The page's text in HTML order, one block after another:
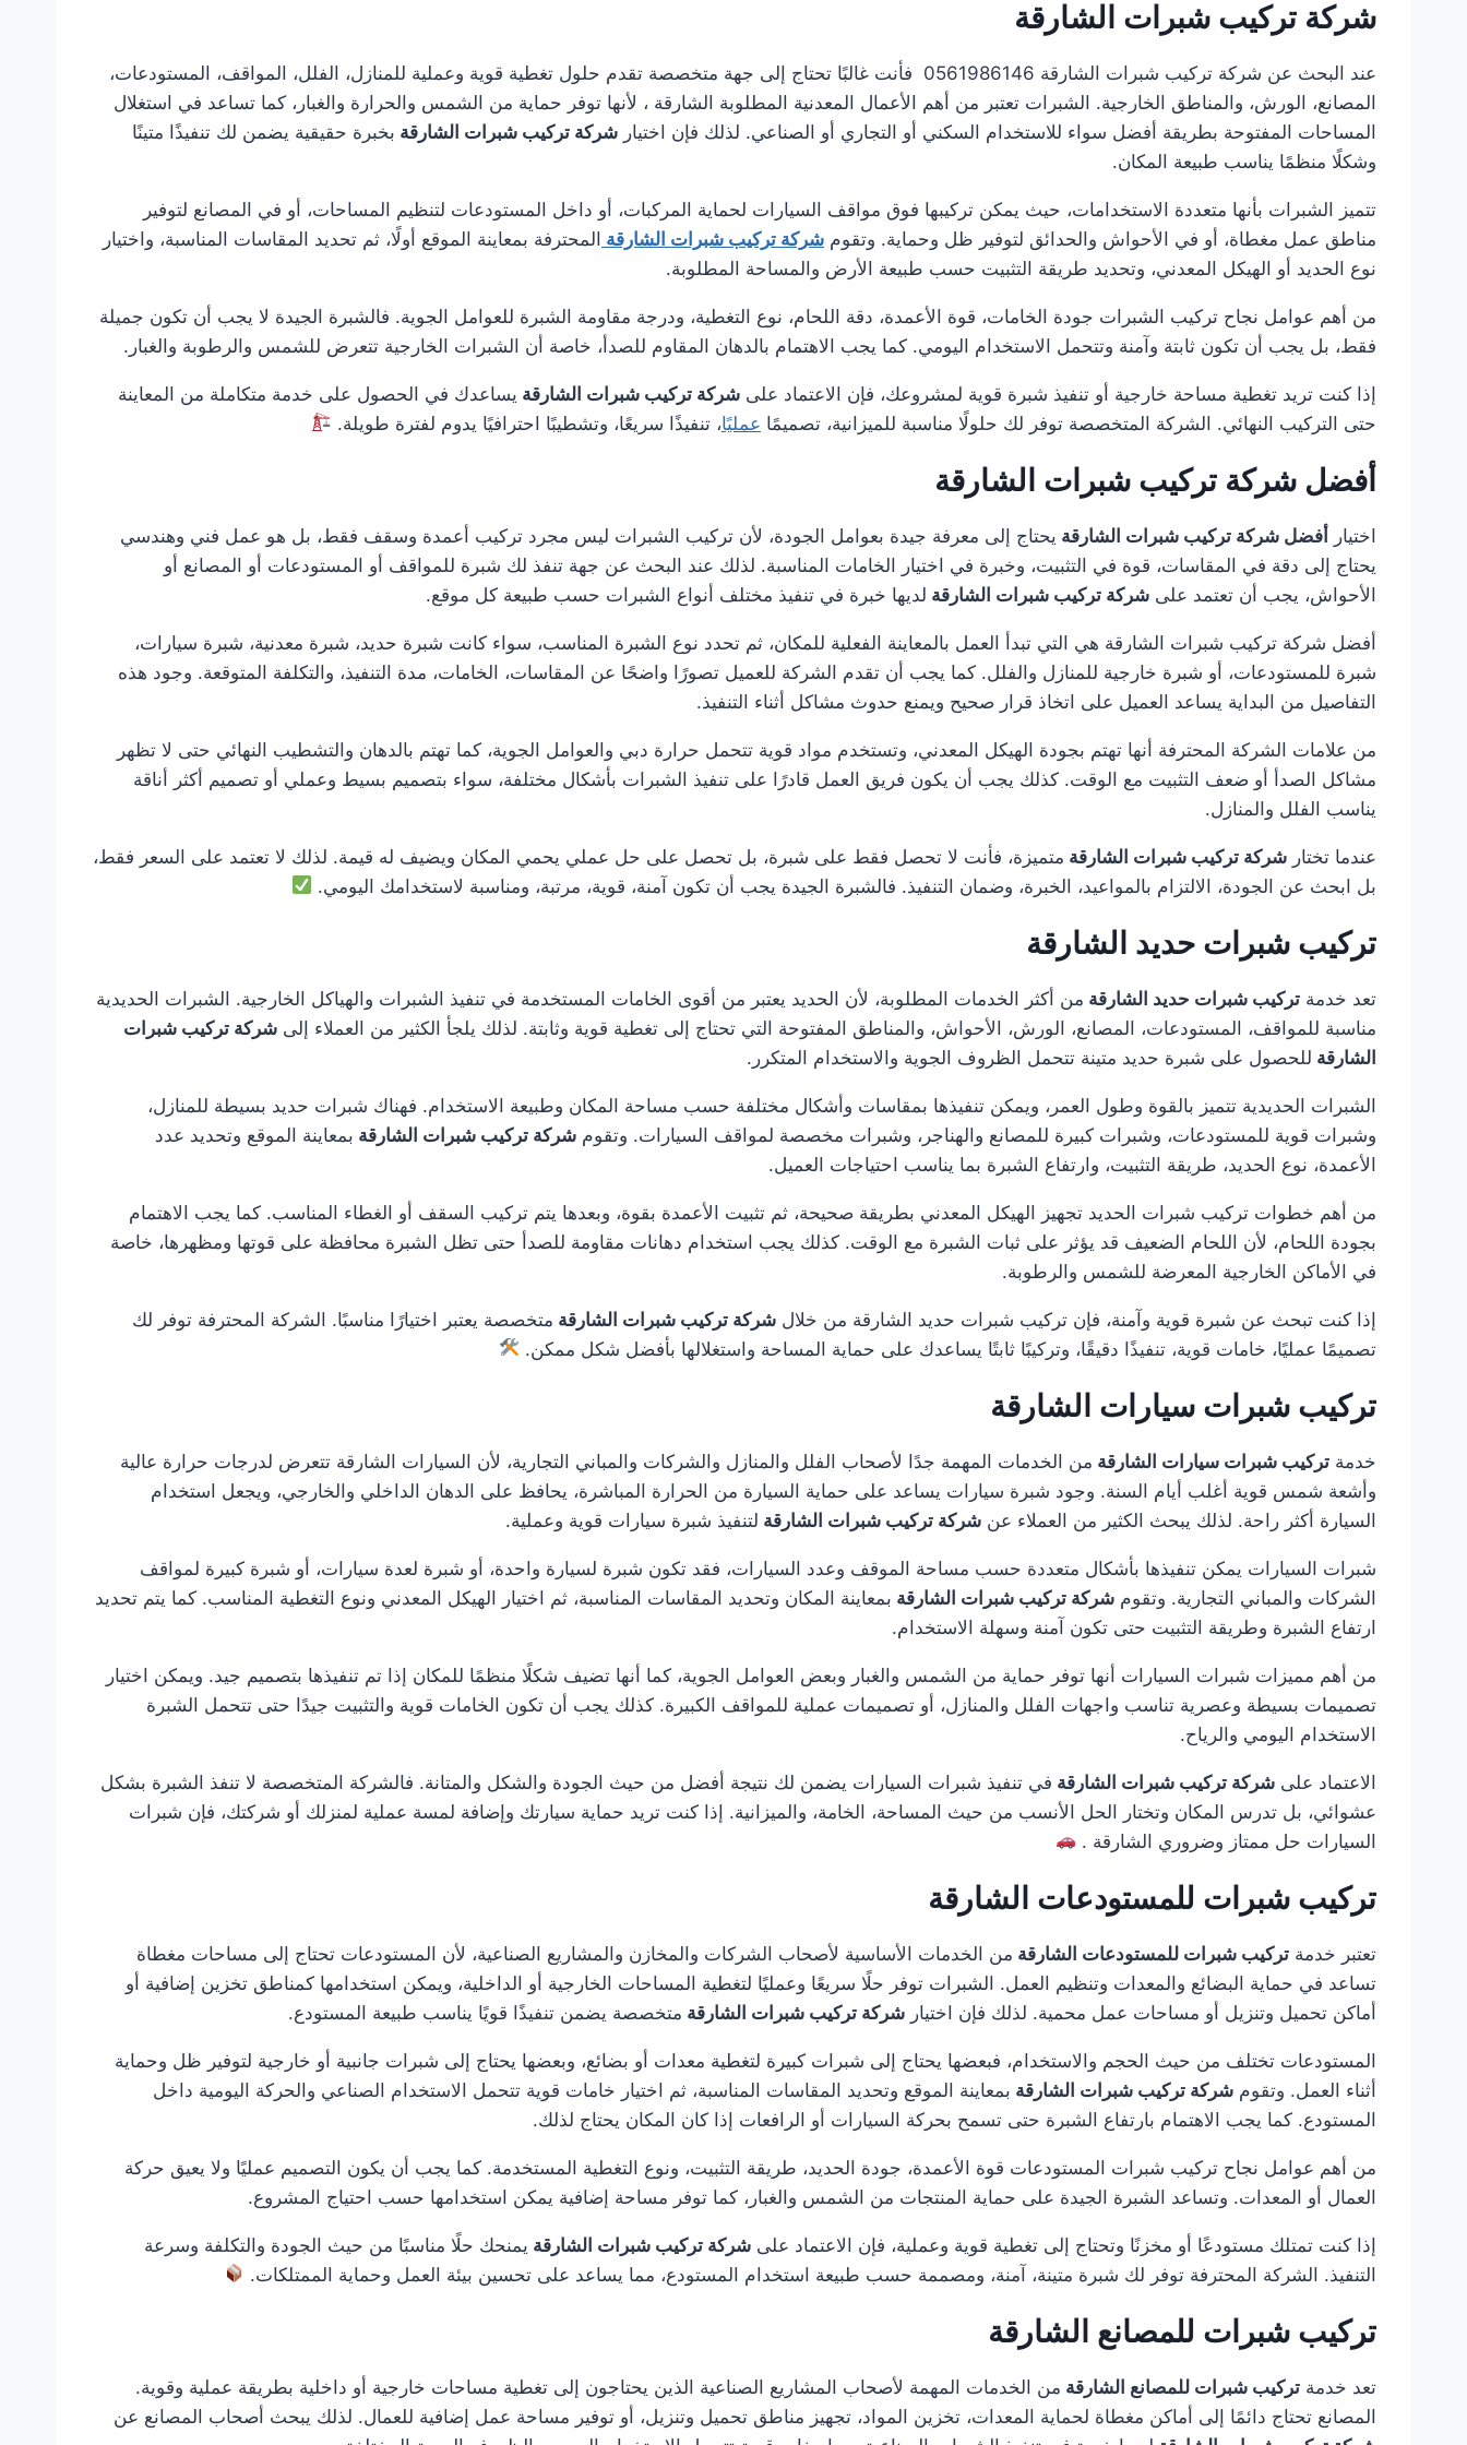
شركة تركيب شبرات الشارقة
عند البحث عن شركة تركيب شبرات الشارقة 0561986146 فأنت غالبًا تحتاج إلى جهة متخصصة تقدم حلول تغطية قوية وعملية للمنازل، الفلل، المواقف، المستودعات،
المصانع، الورش، والمناطق الخارجية. الشبرات تعتبر من أهم الأعمال المعدنية المطلوبة الشارقة ، لأنها توفر حماية من الشمس والحرارة والغبار، كما تساعد في استغلال
المساحات المفتوحة بطريقة أفضل سواء للاستخدام السكني أو التجاري أو الصناعي. لذلك فإن اختيار شركة تركيب شبرات الشارقة بخبرة حقيقية يضمن لك تنفيذًا متينًا
وشكلًا منظمًا يناسب طبيعة المكان.
تتميز الشبرات بأنها متعددة الاستخدامات، حيث يمكن تركيبها فوق مواقف السيارات لحماية المركبات، أو داخل المستودعات لتنظيم المساحات، أو في المصانع لتوفير
مناطق عمل مغطاة، أو في الأحواش والحدائق لتوفير ظل وحماية. وتقوم شركة تركيب شبرات الشارقة المحترفة بمعاينة الموقع أولًا، ثم تحديد المقاسات المناسبة، واختيار
نوع الحديد أو الهيكل المعدني، وتحديد طريقة التثبيت حسب طبيعة الأرض والمساحة المطلوبة.
من أهم عوامل نجاح تركيب الشبرات جودة الخامات، قوة الأعمدة، دقة اللحام، نوع التغطية، ودرجة مقاومة الشبرة للعوامل الجوية. فالشبرة الجيدة لا يجب أن تكون جميلة
فقط، بل يجب أن تكون ثابتة وآمنة وتتحمل الاستخدام اليومي. كما يجب الاهتمام بالدهان المقاوم للصدأ، خاصة أن الشبرات الخارجية تتعرض للشمس والرطوبة والغبار.
إذا كنت تريد تغطية مساحة خارجية أو تنفيذ شبرة قوية لمشروعك، فإن الاعتماد على شركة تركيب شبرات الشارقة يساعدك في الحصول على خدمة متكاملة من المعاينة
حتى التركيب النهائي. الشركة المتخصصة توفر لك حلولًا مناسبة للميزانية، تصميمًا عمليًا، تنفيذًا سريعًا، وتشطيبًا احترافيًا يدوم لفترة طويلة.
أفضل شركة تركيب شبرات الشارقة
اختيار أفضل شركة تركيب شبرات الشارقة يحتاج إلى معرفة جيدة بعوامل الجودة، لأن تركيب الشبرات ليس مجرد تركيب أعمدة وسقف فقط، بل هو عمل فني وهندسي
يحتاج إلى دقة في المقاسات، قوة في التثبيت، وخبرة في اختيار الخامات المناسبة. لذلك عند البحث عن جهة تنفذ لك شبرة للمواقف أو المستودعات أو المصانع أو
الأحواش، يجب أن تعتمد على شركة تركيب شبرات الشارقة لديها خبرة في تنفيذ مختلف أنواع الشبرات حسب طبيعة كل موقع.
أفضل شركة تركيب شبرات الشارقة هي التي تبدأ العمل بالمعاينة الفعلية للمكان، ثم تحدد نوع الشبرة المناسب، سواء كانت شبرة حديد، شبرة معدنية، شبرة سيارات،
شبرة للمستودعات، أو شبرة خارجية للمنازل والفلل. كما يجب أن تقدم الشركة للعميل تصورًا واضحًا عن المقاسات، الخامات، مدة التنفيذ، والتكلفة المتوقعة. وجود هذه
التفاصيل من البداية يساعد العميل على اتخاذ قرار صحيح ويمنع حدوث مشاكل أثناء التنفيذ.
من علامات الشركة المحترفة أنها تهتم بجودة الهيكل المعدني، وتستخدم مواد قوية تتحمل حرارة دبي والعوامل الجوية، كما تهتم بالدهان والتشطيب النهائي حتى لا تظهر
مشاكل الصدأ أو ضعف التثبيت مع الوقت. كذلك يجب أن يكون فريق العمل قادرًا على تنفيذ الشبرات بأشكال مختلفة، سواء بتصميم بسيط وعملي أو تصميم أكثر أناقة
يناسب الفلل والمنازل.
عندما تختار شركة تركيب شبرات الشارقة متميزة، فأنت لا تحصل فقط على شبرة، بل تحصل على حل عملي يحمي المكان ويضيف له قيمة. لذلك لا تعتمد على السعر فقط،
بل ابحث عن الجودة، الالتزام بالمواعيد، الخبرة، وضمان التنفيذ. فالشبرة الجيدة يجب أن تكون آمنة، قوية، مرتبة، ومناسبة لاستخدامك اليومي.
تركيب شبرات حديد الشارقة
تعد خدمة تركيب شبرات حديد الشارقة من أكثر الخدمات المطلوبة، لأن الحديد يعتبر من أقوى الخامات المستخدمة في تنفيذ الشبرات والهياكل الخارجية. الشبرات الحديدية
مناسبة للمواقف، المستودعات، المصانع، الورش، الأحواش، والمناطق المفتوحة التي تحتاج إلى تغطية قوية وثابتة. لذلك يلجأ الكثير من العملاء إلى شركة تركيب شبرات
الشارقة للحصول على شبرة حديد متينة تتحمل الظروف الجوية والاستخدام المتكرر.
الشبرات الحديدية تتميز بالقوة وطول العمر، ويمكن تنفيذها بمقاسات وأشكال مختلفة حسب مساحة المكان وطبيعة الاستخدام. فهناك شبرات حديد بسيطة للمنازل،
وشبرات قوية للمستودعات، وشبرات كبيرة للمصانع والهناجر، وشبرات مخصصة لمواقف السيارات. وتقوم شركة تركيب شبرات الشارقة بمعاينة الموقع وتحديد عدد
الأعمدة، نوع الحديد، طريقة التثبيت، وارتفاع الشبرة بما يناسب احتياجات العميل.
من أهم خطوات تركيب شبرات الحديد تجهيز الهيكل المعدني بطريقة صحيحة، ثم تثبيت الأعمدة بقوة، وبعدها يتم تركيب السقف أو الغطاء المناسب. كما يجب الاهتمام
بجودة اللحام، لأن اللحام الضعيف قد يؤثر على ثبات الشبرة مع الوقت. كذلك يجب استخدام دهانات مقاومة للصدأ حتى تظل الشبرة محافظة على قوتها ومظهرها، خاصة
في الأماكن الخارجية المعرضة للشمس والرطوبة.
إذا كنت تبحث عن شبرة قوية وآمنة، فإن تركيب شبرات حديد الشارقة من خلال شركة تركيب شبرات الشارقة متخصصة يعتبر اختيارًا مناسبًا. الشركة المحترفة توفر لك
تصميمًا عمليًا، خامات قوية، تنفيذًا دقيقًا، وتركيبًا ثابتًا يساعدك على حماية المساحة واستغلالها بأفضل شكل ممكن.
تركيب شبرات سيارات الشارقة
خدمة تركيب شبرات سيارات الشارقة من الخدمات المهمة جدًا لأصحاب الفلل والمنازل والشركات والمباني التجارية، لأن السيارات الشارقة تتعرض لدرجات حرارة عالية
وأشعة شمس قوية أغلب أيام السنة. وجود شبرة سيارات يساعد على حماية السيارة من الحرارة المباشرة، يحافظ على الدهان الداخلي والخارجي، ويجعل استخدام
السيارة أكثر راحة. لذلك يبحث الكثير من العملاء عن شركة تركيب شبرات الشارقة لتنفيذ شبرة سيارات قوية وعملية.
شبرات السيارات يمكن تنفيذها بأشكال متعددة حسب مساحة الموقف وعدد السيارات، فقد تكون شبرة لسيارة واحدة، أو شبرة لعدة سيارات، أو شبرة كبيرة لمواقف
الشركات والمباني التجارية. وتقوم شركة تركيب شبرات الشارقة بمعاينة المكان وتحديد المقاسات المناسبة، ثم اختيار الهيكل المعدني ونوع التغطية المناسب. كما يتم تحديد
ارتفاع الشبرة وطريقة التثبيت حتى تكون آمنة وسهلة الاستخدام.
من أهم مميزات شبرات السيارات أنها توفر حماية من الشمس والغبار وبعض العوامل الجوية، كما أنها تضيف شكلًا منظمًا للمكان إذا تم تنفيذها بتصميم جيد. ويمكن اختيار
تصميمات بسيطة وعصرية تناسب واجهات الفلل والمنازل، أو تصميمات عملية للمواقف الكبيرة. كذلك يجب أن تكون الخامات قوية والتثبيت جيدًا حتى تتحمل الشبرة
الاستخدام اليومي والرياح.
الاعتماد على شركة تركيب شبرات الشارقة في تنفيذ شبرات السيارات يضمن لك نتيجة أفضل من حيث الجودة والشكل والمتانة. فالشركة المتخصصة لا تنفذ الشبرة بشكل
عشوائي، بل تدرس المكان وتختار الحل الأنسب من حيث المساحة، الخامة، والميزانية. إذا كنت تريد حماية سيارتك وإضافة لمسة عملية لمنزلك أو شركتك، فإن شبرات
السيارات حل ممتاز وضروري الشارقة .
تركيب شبرات للمستودعات الشارقة
تعتبر خدمة تركيب شبرات للمستودعات الشارقة من الخدمات الأساسية لأصحاب الشركات والمخازن والمشاريع الصناعية، لأن المستودعات تحتاج إلى مساحات مغطاة
تساعد في حماية البضائع والمعدات وتنظيم العمل. الشبرات توفر حلًا سريعًا وعمليًا لتغطية المساحات الخارجية أو الداخلية، ويمكن استخدامها كمناطق تخزين إضافية أو
أماكن تحميل وتنزيل أو مساحات عمل محمية. لذلك فإن اختيار شركة تركيب شبرات الشارقة متخصصة يضمن تنفيذًا قويًا يناسب طبيعة المستودع.
المستودعات تختلف من حيث الحجم والاستخدام، فبعضها يحتاج إلى شبرات كبيرة لتغطية معدات أو بضائع، وبعضها يحتاج إلى شبرات جانبية أو خارجية لتوفير ظل وحماية
أثناء العمل. وتقوم شركة تركيب شبرات الشارقة بمعاينة الموقع وتحديد المقاسات المناسبة، ثم اختيار خامات قوية تتحمل الاستخدام الصناعي والحركة اليومية داخل
المستودع. كما يجب الاهتمام بارتفاع الشبرة حتى تسمح بحركة السيارات أو الرافعات إذا كان المكان يحتاج لذلك.
من أهم عوامل نجاح تركيب شبرات المستودعات قوة الأعمدة، جودة الحديد، طريقة التثبيت، ونوع التغطية المستخدمة. كما يجب أن يكون التصميم عمليًا ولا يعيق حركة
العمال أو المعدات. وتساعد الشبرة الجيدة على حماية المنتجات من الشمس والغبار، كما توفر مساحة إضافية يمكن استخدامها حسب احتياج المشروع.
إذا كنت تمتلك مستودعًا أو مخزنًا وتحتاج إلى تغطية قوية وعملية، فإن الاعتماد على شركة تركيب شبرات الشارقة يمنحك حلًا مناسبًا من حيث الجودة والتكلفة وسرعة
التنفيذ. الشركة المحترفة توفر لك شبرة متينة، آمنة، ومصممة حسب طبيعة استخدام المستودع، مما يساعد على تحسين بيئة العمل وحماية الممتلكات.
تركيب شبرات للمصانع الشارقة
تعد خدمة تركيب شبرات للمصانع الشارقة من الخدمات المهمة لأصحاب المشاريع الصناعية الذين يحتاجون إلى تغطية مساحات خارجية أو داخلية بطريقة عملية وقوية.
المصانع تحتاج دائمًا إلى أماكن مغطاة لحماية المعدات، تخزين المواد، تجهيز مناطق تحميل وتنزيل، أو توفير مساحة عمل إضافية للعمال. لذلك يبحث أصحاب المصانع عن